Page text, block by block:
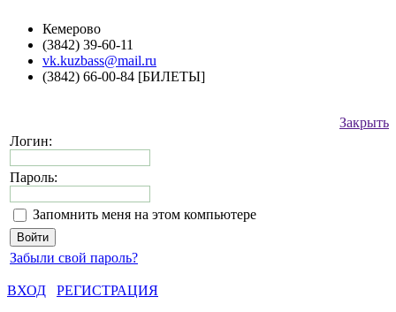
Кемерово
(3842) 39-60-11
vk.kuzbass@mail.ru
(3842) 66-00-84 [БИЛЕТЫ]
Закрыть
Логин:
Пароль:
Запомнить меня на этом компьютере
Забыли свой пароль?
ВХОД
РЕГИСТРАЦИЯ